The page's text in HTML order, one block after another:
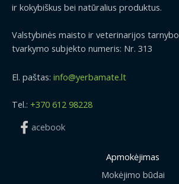
ir kokybiškus bei natūralius produktus.
Valstybinės maisto ir veterinarijos
tvarkymo subjekto numeris: Nr. 313
El. paštas: info@yerbamate.lt
Tel.: +370 612 98228
acebook
Apmokėjimas
Mokėjimo būdai